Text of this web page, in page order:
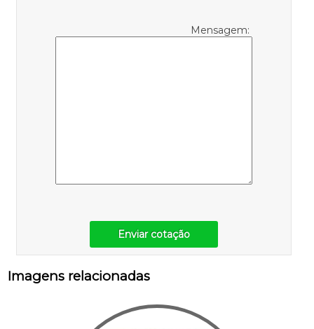
Mensagem:
Enviar cotação
Imagens relacionadas